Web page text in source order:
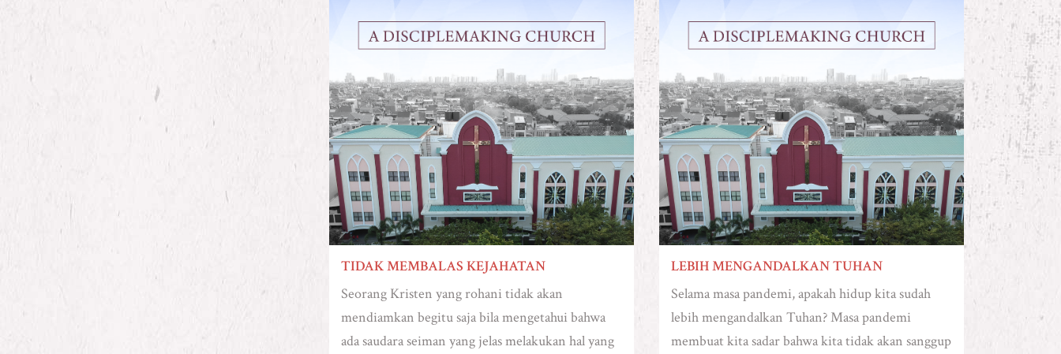
TIDAK MEMBALAS KEJAHATAN
Seorang Kristen yang rohani tidak akan
mendiamkan begitu saja bila mengetahui bahwa
ada saudara seiman yang jelas melakukan hal yang
LEBIH MENGANDALKAN TUHAN
Selama masa pandemi, apakah hidup kita sudah
lebih mengandalkan Tuhan? Masa pandemi
membuat kita sadar bahwa kita tidak akan sanggup